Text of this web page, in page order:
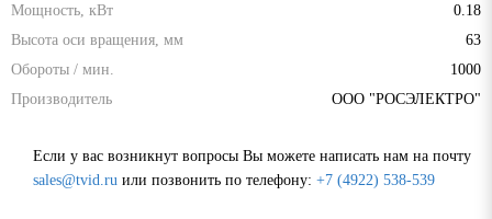
Мощность, кВт
0.18
Высота оси вращения, мм
63
Обороты / мин.
1000
Производитель
ООО "РОСЭЛЕКТРО"
Если у вас возникнут вопросы Вы можете написать нам на почту
sales@tvid.ru или позвонить по телефону: +7 (4922) 538-539